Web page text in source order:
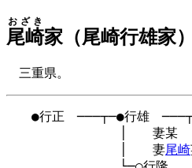
尾崎
おざき
家（尾崎行雄家）
三重県。
●行正　───┬─●行雄　
│　　妻某　　　
│　　妻尾崎